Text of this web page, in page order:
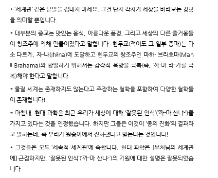
* ‘세계관’ 같은 낱말을 겁내지 마세요. 그건 단지 각자가 세상을 바라보는 경향
을 의미할 뿐입니다.
* 대부분의 종교는 맛있는 음식, 아름다운 풍경, 그리고 세상의 다른 즐거움들
이 창조주에 의해 만들어졌다고 말합니다. 힌두교(적어도 그 일부 종파)는 다
소 다르게, 자-나(jhāna)에 도달하고 힌두교의 창조주인 마하- 브라흐마(Mah
ā Brahama)와 합일하기 위해서는 감각적 욕망을 극복(즉, ‘까-마 라-가를 극
복)해야 한다고 말합니다.
* 물질 세계는 존재하지도 않는다고 주장하는 철학을 포함하여 다양한 철학들
이 존재합니다!
* 마침내, 현대 과학은 최근 우리가 세상에 대해 ‘잘못된 인식’(‘까-마 산냐-’)를
가지고 있다는 것을 인정했습니다. 하지만 그들은 이것이 ‘종의 진화’의 결과라
고 말하는데, 즉 우리가 원숭이에서 진화했다고 믿는다는 것입니다!
* 그것들은 모두 ‘세속적 세계관’에 속합니다. 현대 과학은 [부처님의 세계관
에] 근접하지만, ‘잘못된 인식’(‘까-마 산냐-’)의 기원에 대한 설명은 잘못되었습
니다.